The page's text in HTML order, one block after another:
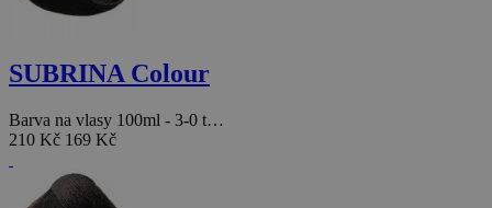
SUBRINA Colour
Barva na vlasy 100ml - 3-0 t…
210 Kč 169 Kč